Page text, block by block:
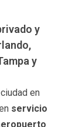
y
y
en
servicio